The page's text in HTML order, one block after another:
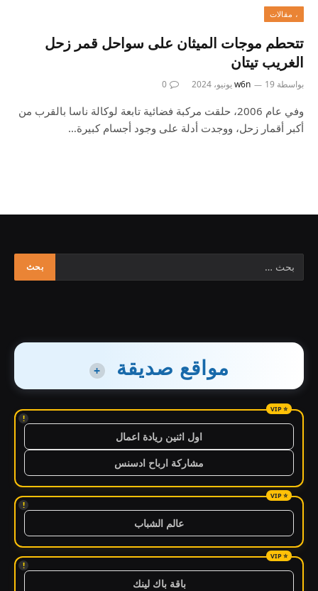
، مقالات
تتحطم موجات الميثان على سواحل قمر زحل
الغريب تيتان
بواسطة w6n 19 يونيو، 2024 0
وفي عام 2006، حلقت مركبة فضائية تابعة لوكالة ناسا بالقرب من
أكبر أقمار زحل، ووجدت أدلة على وجود أجسام كبيرة…
مواقع صديقة +
!
اول اثنين ريادة اعمال
مشاركة ارباح ادسنس
!
عالم الشباب
!
باقة باك لينك